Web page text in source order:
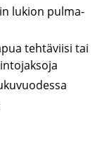
lu­kion pul­ma­
teh­tä­vii­si tai